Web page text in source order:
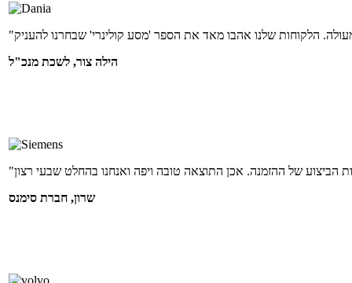
הילה צור, לשכת מנכ"ל
שרון, חברת סימנס